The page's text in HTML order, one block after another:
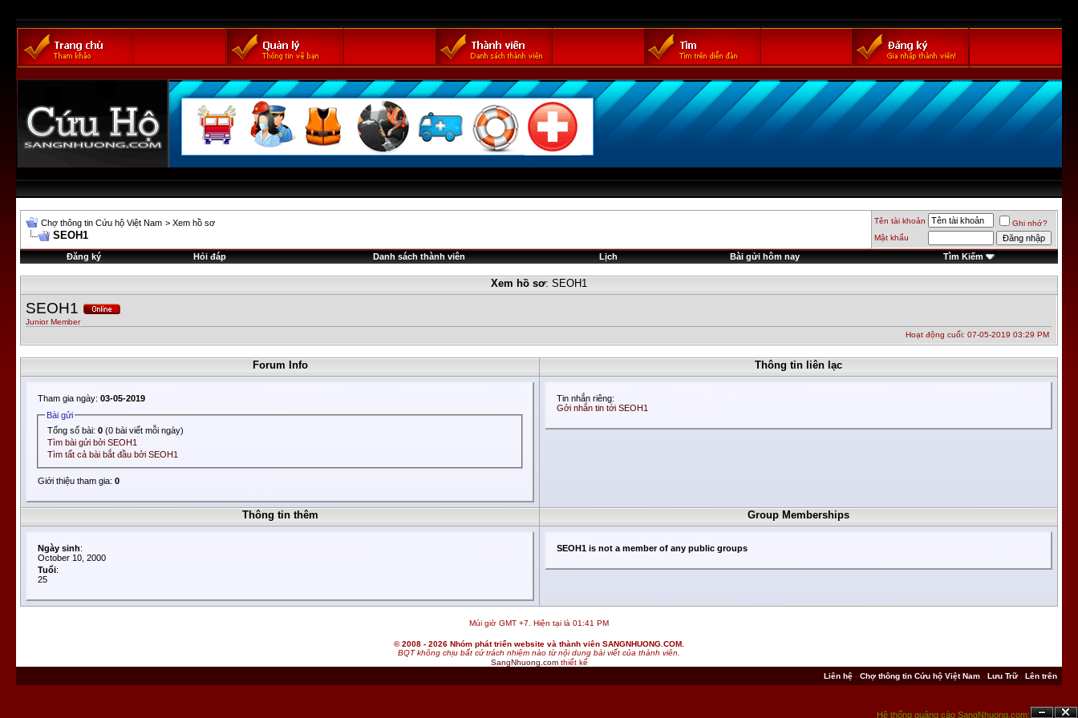
Chợ thông tin Cứu hộ Việt Nam > Xem hồ sơ
SEOH1
Tên tài khoản
Ghi nhớ?
Mật khẩu
Đăng ký Hỏi đáp Danh sách thành viên Lịch Bài gửi hôm nay Tìm Kiếm
Xem hồ sơ: SEOH1
SEOH1
Junior Member
Hoạt động cuối: 07-05-2019 03:29 PM
Forum Info Thông tin liên lạc
Tham gia ngày: 03-05-2019
Bài gửi
Tổng số bài:0 (0 bài viết mỗi ngày)
Tìm bài gửi bởi SEOH1
Tìm tất cả bài bắt đầu bởi SEOH1
Giới thiệu tham gia: 0
Tin nhắn riêng:
Gởi nhắn tin tới SEOH1
Thông tin thêm Group Memberships
Ngày sinh:
October 10, 2000
Tuổi:
25
SEOH1 is not a member of any public groups
Hệ thống quảng cáo SangNhuong.com;
Múi giờ GMT +7. Hiện tại là 01:41 PM
© 2008 - 2026 Nhóm phát triển website và thành viên SANGNHUONG.COM.
BQT không chịu bất cứ trách nhiệm nào từ nội dung bài viết của thành viên.
SangNhuong.comthiết kế
Liên hệ - Chợ thông tin Cứu hộ Việt Nam - Lưu Trữ- Lên trên